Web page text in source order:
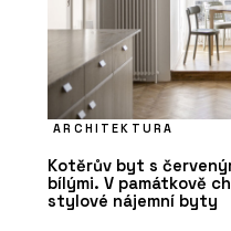
ARCHITEKTURA
Kotěrův byt s
bílými. V památkově
stylové nájemní byty